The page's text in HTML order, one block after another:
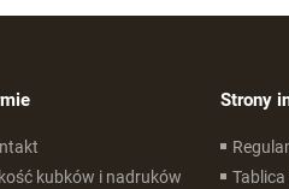
kubków i nadruków
Strony